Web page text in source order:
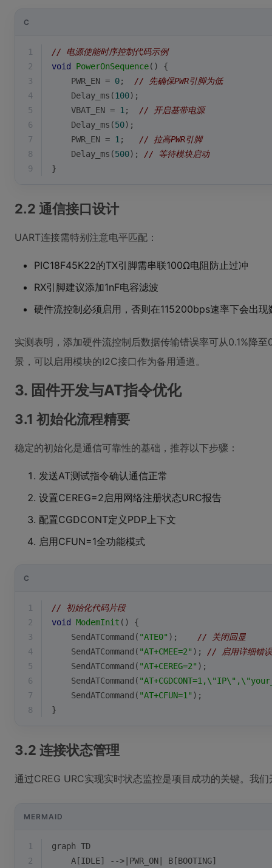
C
1
// 电源使能时序控制代码示例
2
void PowerOnSequence()
{
3
    PWR_EN =
0; // 先确保PWR引脚为低
4
    Delay_ms(
100);
5
    VBAT_EN =
1 ; // 开启基带电源
6
    Delay_ms(
50);
7
    PWR_EN =
1 ; // 拉高PWR引脚
8
    Delay_ms(
500); // 等待模块启动
9
}
2.2 通信接口设计
UART连接需特别注意电平匹配：
PIC18F45K22的TX引脚需串联100Ω电阻防止过冲
RX引脚建议添加1nF电容滤波
硬件流控制必须启用，否则在115200bps速率下会出现
实测表明，添加硬件流控制后数据传输错误率可从0.1%降
景，可以启用模块的I2C接口作为备用通道。
3. 固件开发与AT指令优化
3.1 初始化流程精要
稳定的初始化是通信可靠性的基础，推荐以下步骤：
发送AT测试指令确认通信正常
设置CEREG=2启用网络注册状态URC报告
配置CGDCONT定义PDP上下文
启用CFUN=1全功能模式
C
1
// 初始化代码片段
2
void ModemInit ()
{
3
    SendATCommand(
"ATE0" ); // 关闭回显
4
    SendATCommand(
"AT+CMEE=2" ); // 启用详细错
5
    SendATCommand(
"AT+CEREG=2" );
6
    SendATCommand(
7
    SendATCommand(
"AT+CFUN=1" );
8
}
3.2 连接状态管理
通过CREG URC实现实时状态监控是项目成功的关键。我
MERMAID
1
graph TD
2
    A[IDLE] -->|PWR_ON| B[BOOTING]